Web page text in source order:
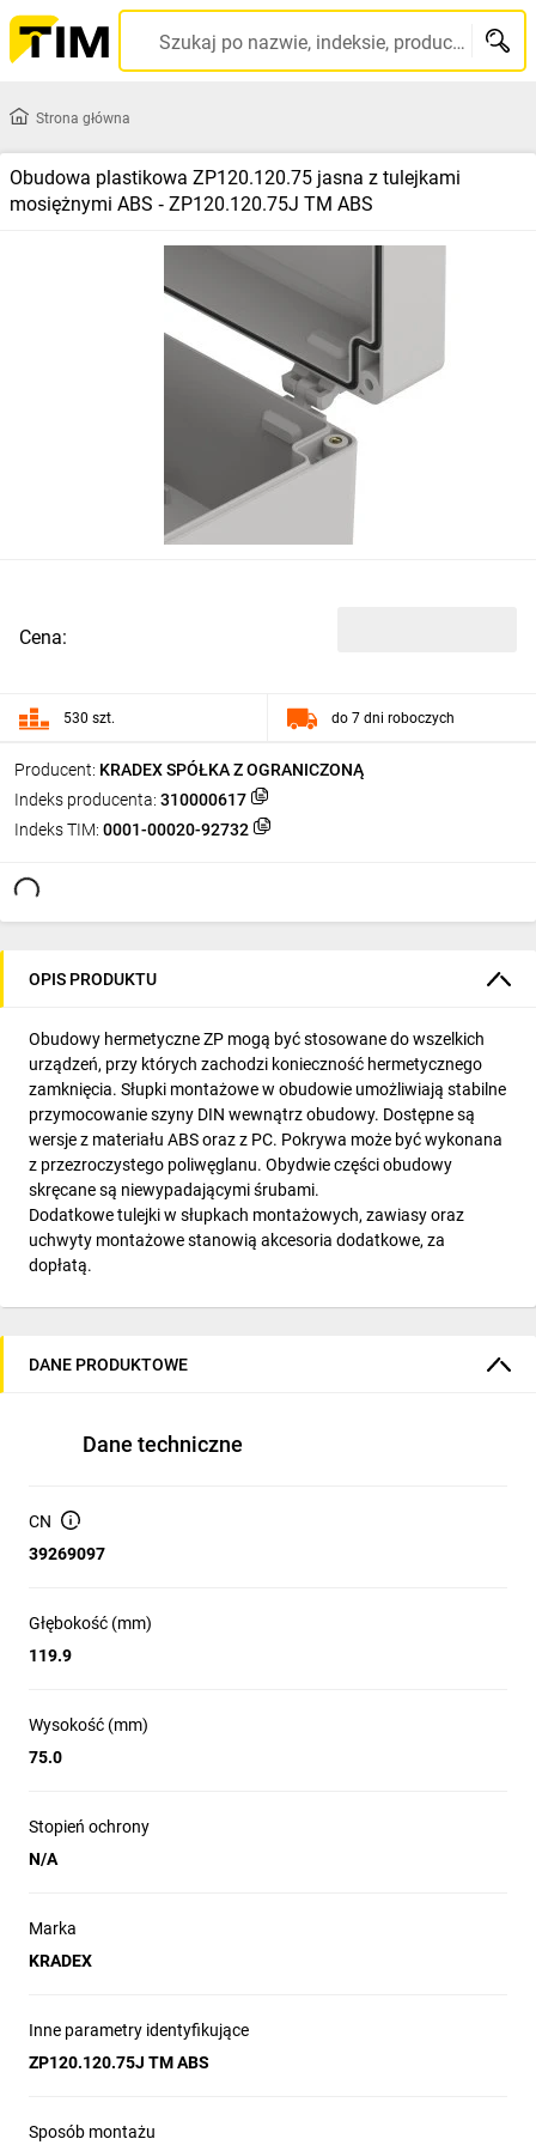
Szukaj po nazwie, indeksie, producencie, kodzie kreskowym...
Strona główna
Obudowa plastikowa ZP120.120.75 jasna z tulejkami
mosiężnymi ABS ‑ ZP120.120.75J TM ABS
Producent: KRADEX SPÓŁKA Z OGRANICZONĄ
Indeks producenta: 310000617
Indeks TIM: 0001-00020-92732
Cena:
530 szt. do 7 dni roboczych
OPIS PRODUKTU
Obudowy hermetyczne ZP mogą być stosowane do wszelkich
urządzeń, przy których zachodzi konieczność hermetycznego
zamknięcia. Słupki montażowe w obudowie umożliwiają stabilne
przymocowanie szyny DIN wewnątrz obudowy. Dostępne są
wersje z materiału ABS oraz z PC. Pokrywa może być wykonana
z przezroczystego poliwęglanu. Obydwie części obudowy
skręcane są niewypadającymi śrubami.
Dodatkowe tulejki w słupkach montażowych, zawiasy oraz
uchwyty montażowe stanowią akcesoria dodatkowe, za
dopłatą.
DANE PRODUKTOWE
Dane techniczne
CN
39269097
Głębokość (mm)
119.9
Wysokość (mm)
75.0
Stopień ochrony
N/A
Marka
KRADEX
Inne parametry identyfikujące
ZP120.120.75J TM ABS
Sposób montażu